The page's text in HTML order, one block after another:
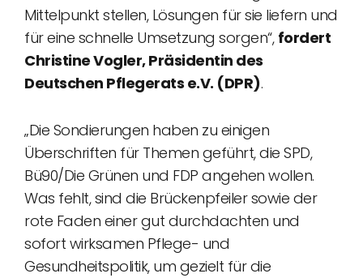
Mittelpunkt stellen, Lösungen für sie liefern und
für eine schnelle Umsetzung sorgen“, fordert
Christine Vogler, Präsidentin des
Deutschen Pflegerats e.V. (DPR).
„Die Sondierungen haben zu einigen
Überschriften für Themen geführt, die SPD,
Bü90/Die Grünen und FDP angehen wollen.
Was fehlt, sind die Brückenpfeiler sowie der
rote Faden einer gut durchdachten und
sofort wirksamen Pflege- und
Gesundheitspolitik, um gezielt für die